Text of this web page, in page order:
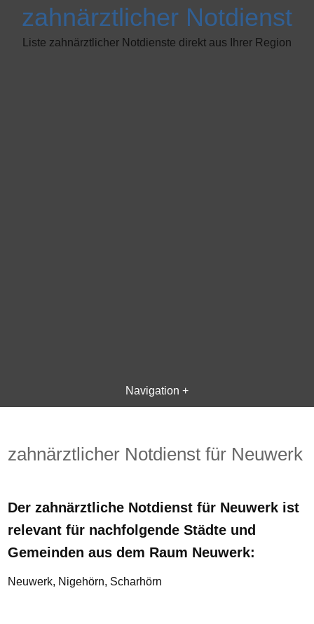
zahnärztlicher Notdienst
Liste zahnärztlicher Notdienste direkt aus Ihrer Region
Navigation +
zahnärztlicher Notdienst für Neuwerk
Der zahnärztliche Notdienst für Neuwerk ist
relevant für nachfolgende Städte und
Gemeinden aus dem Raum Neuwerk:
Neuwerk, Nigehörn, Scharhörn